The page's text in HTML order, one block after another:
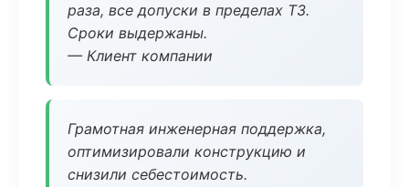
раза, все допуски в пределах ТЗ.
Сроки выдержаны.
— Клиент компании
Грамотная инженерная поддержка,
оптимизировали конструкцию и
снизили себестоимость.